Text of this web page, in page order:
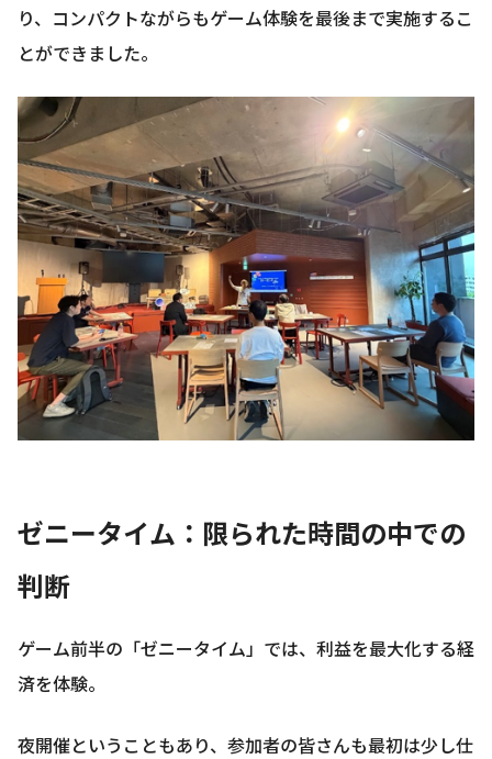
り、コンパクトながらもゲーム体験を最後まで実施するこ
とができました。
ゼニータイム：限られた時間の中での
判断
ゲーム前半の「ゼニータイム」では、利益を最大化する経
済を体験。
夜開催ということもあり、参加者の皆さんも最初は少し仕